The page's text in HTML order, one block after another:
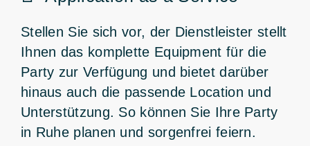
Stellen Sie sich vor, der Dienstleister stellt
Ihnen das komplette Equipment für die
Party zur Verfügung und bietet darüber
hinaus auch die passende Location und
Unterstützung. So können Sie Ihre Party
in Ruhe planen und sorgenfrei feiern.